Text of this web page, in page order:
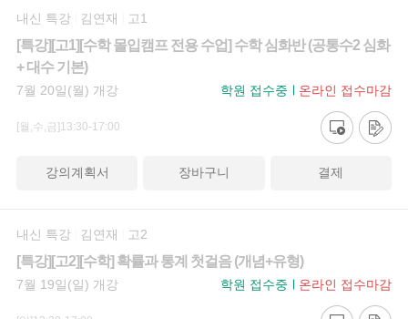
내신 특강 김연재 고1
[특강][고1][수학 몰입캠프 전용 수업] 수학 심화반 (공통수2 심화
+ 대수 기본)
7월 20일(월) 개강 학원 접수중 온라인 접수마감
[월,수,금]13:30-17:00
강의계획서 장바구니 결제
내신 특강 김연재 고2
[특강][고2][수학] 확률과 통계 첫걸음 (개념+유형)
7월 19일(일) 개강 학원 접수중 온라인 접수마감